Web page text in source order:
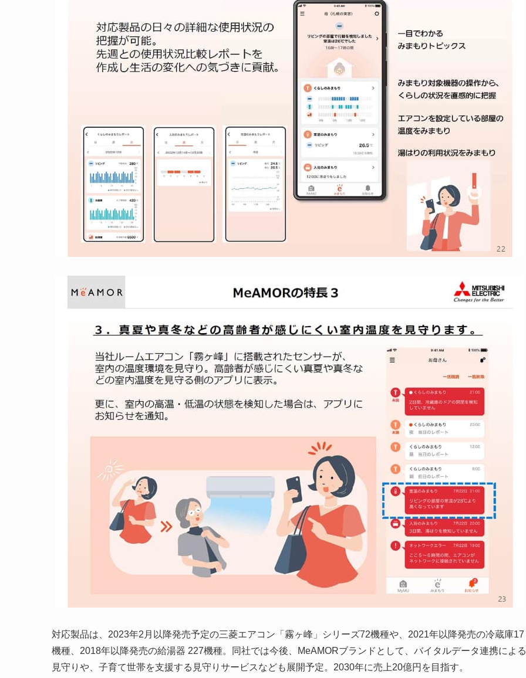
対応製品は、2023年2月以降発売予定の三菱エアコン「霧ヶ峰」シリーズ72機種や、2021年以降発売の冷蔵庫17
機種、2018年以降発売の給湯器 227機種。同社では今後、MeAMORブランドとして、バイタルデータ連携による
見守りや、子育て世帯を支援する見守りサービスなども展開予定。2030年に売上20億円を目指す。